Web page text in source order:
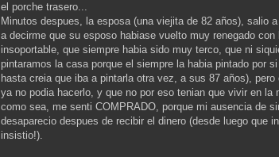
el porche trasero...
Minutos despues, la esposa (una viejita de 82 años), salio
a decirme que su esposo habiase vuelto muy renegado con
insoportable, que siempre habia sido muy terco, que ni
pintaramos la casa porque el siempre la habia pintado por
hasta creia que iba a pintarla otra vez, a sus 87 años), pero
ya no podia hacerlo, y que no por eso tenian que vivir en la
como sea, me senti COMPRADO, porque mi ausencia de
desaparecio despues de recibir el dinero (desde luego que
insistio!).